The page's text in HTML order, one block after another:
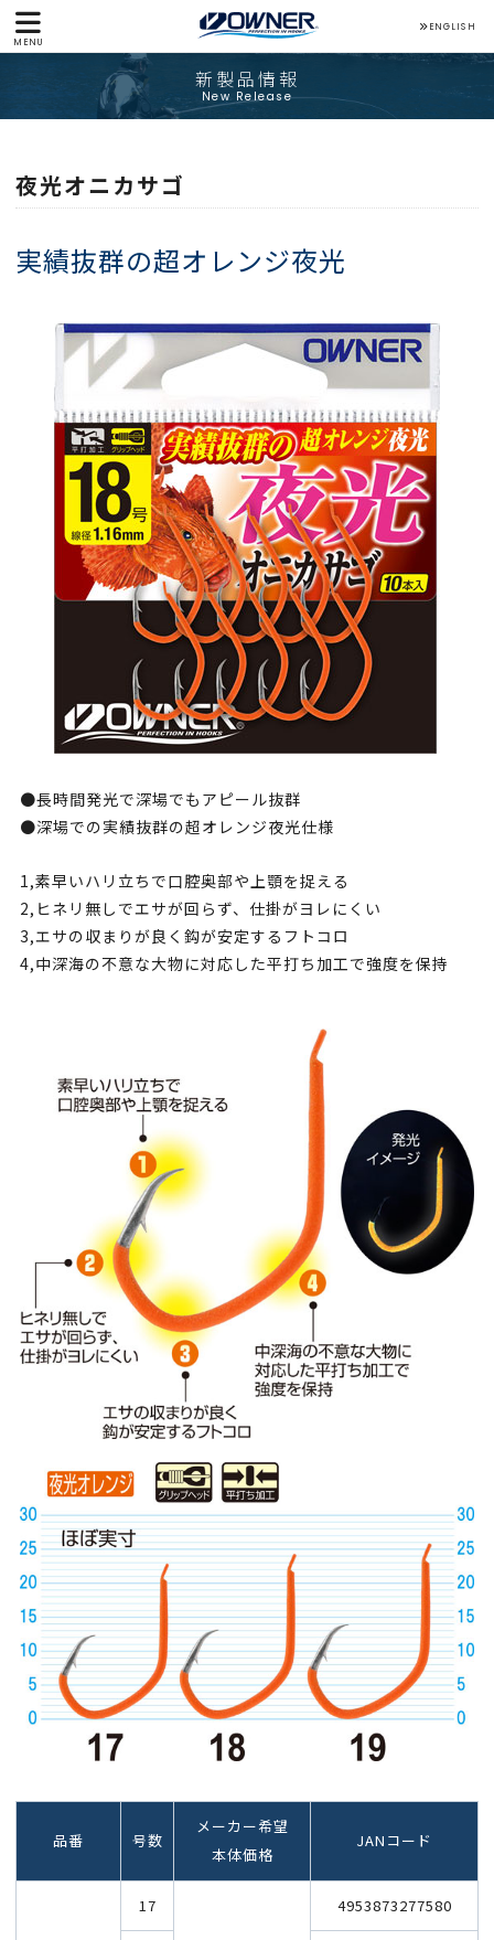
MENU
ENGLISH
新製品情報
New Release
夜光オニカサゴ
実績抜群の超オレンジ夜光
●長時間発光で深場でもアピール抜群
●深場での実績抜群の超オレンジ夜光仕様
1,素早いハリ立ちで口腔奥部や上顎を捉える
2,ヒネリ無しでエサが回らず、仕掛がヨレにくい
3,エサの収まりが良く鈎が安定するフトコロ
4,中深海の不意な大物に対応した平打ち加工で強度を保持
品番 号数
メーカー希望
本体価格
JANコード
17 4953873277580